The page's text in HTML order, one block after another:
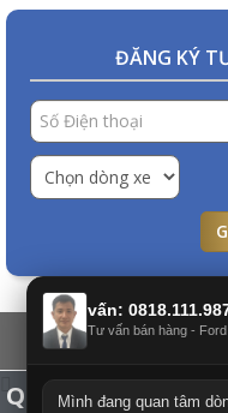
ĐĂNG KÝ
QUẢNG BÌNH
vấn:
Tư vấn bán hàng -
Mình đang quan tâm